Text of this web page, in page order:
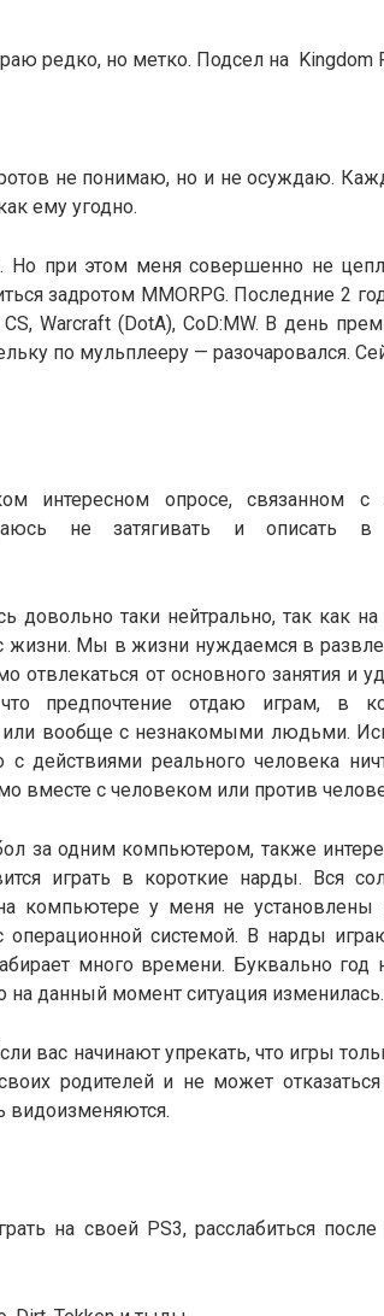
редко, но метко. Подсел на Kingdom
не понимаю, но и не осуждаю.
ему угодно.
при этом меня совершенно не
задротом MMORPG. Последние 2
Warcraft (DotA), CoD:MW. В день
по мульплееру — разочаровался.
интересном опросе, связанном с
не затягивать и описать в
таки нейтрально, так как
жизни. Мы в жизни нуждаемся в
отвлекаться от основного занятия и
предпочтение отдаю играм, в
вообще с незнакомыми людьми.
с действиями реального человека
вместе с человеком или против
за одним компьютером, также
играть в короткие нарды. Вся
компьютере у меня не установлены
операционной системой. В нарды
много времени. Буквально год
на данный момент ситуация изменилась.
вас начинают упрекать, что игры
родителей и не может
видоизменяются.
на своей PS3, расслабиться